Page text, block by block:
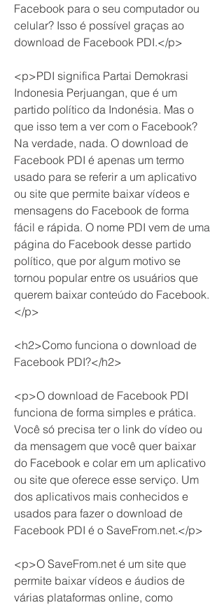
Facebook para o seu computador ou
celular? Isso é possível graças ao
download de Facebook PDI.</p>
<p>PDI significa Partai Demokrasi
Indonesia Perjuangan, que é um
partido político da Indonésia. Mas o
que isso tem a ver com o Facebook?
Na verdade, nada. O download de
Facebook PDI é apenas um termo
usado para se referir a um aplicativo
ou site que permite baixar vídeos e
mensagens do Facebook de forma
fácil e rápida. O nome PDI vem de uma
página do Facebook desse partido
político, que por algum motivo se
tornou popular entre os usuários que
querem baixar conteúdo do Facebook.
</p>
<h2>Como funciona o download de
Facebook PDI?</h2>
<p>O download de Facebook PDI
funciona de forma simples e prática.
Você só precisa ter o link do vídeo ou
da mensagem que você quer baixar
do Facebook e colar em um aplicativo
ou site que oferece esse serviço. Um
dos aplicativos mais conhecidos e
usados para fazer o download de
Facebook PDI é o SaveFrom.net.</p>
<p>O SaveFrom.net é um site que
permite baixar vídeos e áudios de
várias plataformas online, como